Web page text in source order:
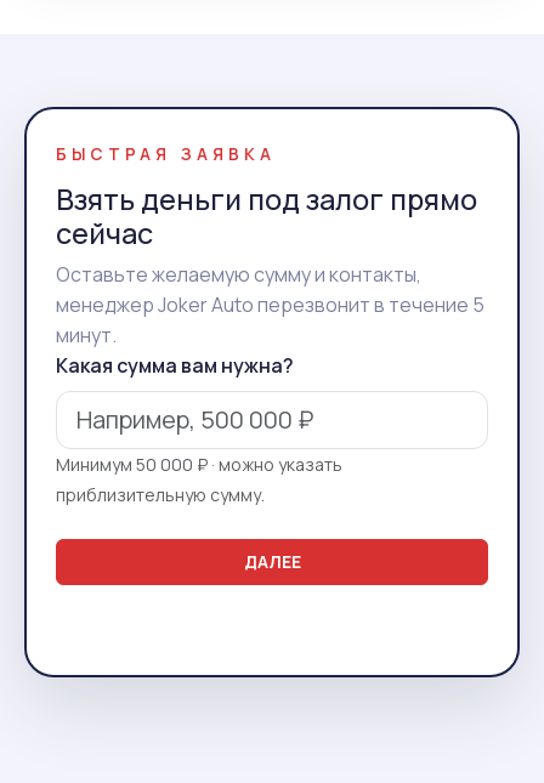
БЫСТРАЯ ЗАЯВКА
Взять деньги под залог прямо
сейчас
Оставьте желаемую сумму и контакты,
менеджер Joker Auto перезвонит в течение 5
минут.
Какая сумма вам нужна?
Минимум 50 000 ₽ · можно указать
приблизительную сумму.
ДАЛЕЕ